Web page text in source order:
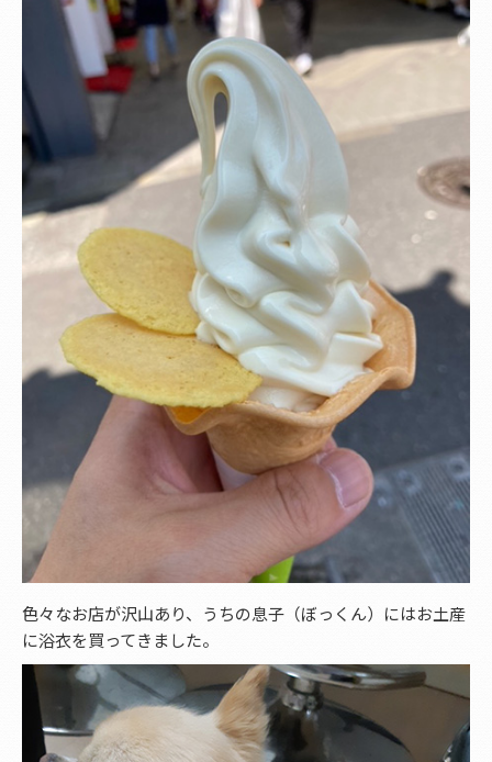
色々なお店が沢山あり、うちの息子（ぼっくん）にはお土産
に浴衣を買ってきました。